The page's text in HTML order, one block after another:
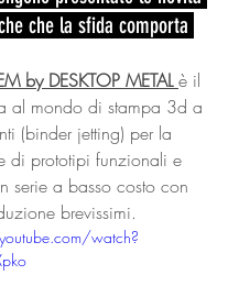
che la sfida comporta
by DESKTOP METAL è il
al mondo di stampa 3d a
(binder jetting) per la
di prototipi funzionali e
serie a basso costo con
brevissimi.
watch?